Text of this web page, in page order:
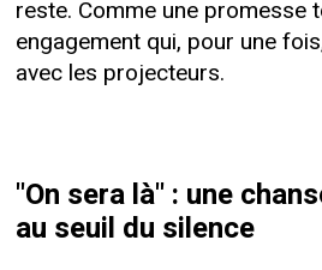
reste. Comme une promesse
engagement qui, pour une
avec les projecteurs.
"On sera là" : une
au seuil du silence